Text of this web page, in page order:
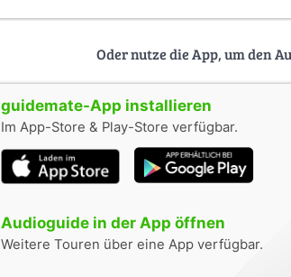
Oder nutze die App, um den
guidemate-App installieren
Im App-Store & Play-Store verfügbar.
Audioguide in der App öffnen
Weitere Touren über eine App verfügbar.